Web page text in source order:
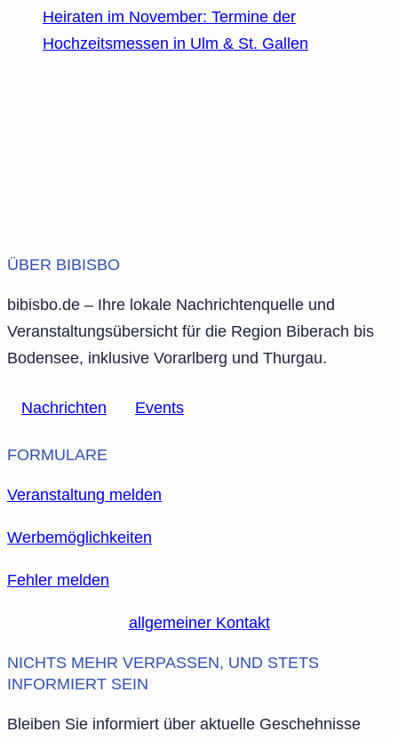
Heiraten im November: Termine der
Hochzeitsmessen in Ulm & St. Gallen
ÜBER BIBISBO
bibisbo.de – Ihre lokale Nachrichtenquelle und
Veranstaltungsübersicht für die Region Biberach bis
Bodensee, inklusive Vorarlberg und Thurgau.
Nachrichten Events
FORMULARE
Veranstaltung melden
Werbemöglichkeiten
Fehler melden
allgemeiner Kontakt
NICHTS MEHR VERPASSEN, UND STETS
INFORMIERT SEIN
Bleiben Sie informiert über aktuelle Geschehnisse